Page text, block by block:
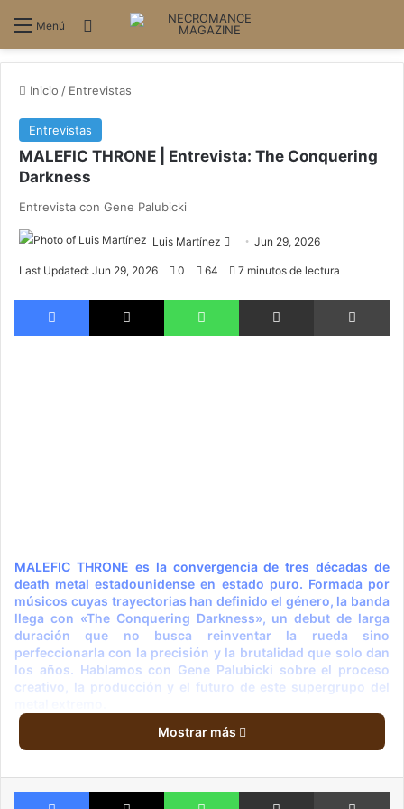
Menú Buscar
Inicio / Entrevistas
Entrevistas
MALEFIC THRONE | Entrevista: The Conquering
Darkness
Entrevista con Gene Palubicki
Luis Martínez
SendJun 29, 2026
Last Updated: Jun 29, 2026 0 64 7 minutos de lectura
Facebook X WhatsApp Compartir via email
MALEFIC THRONE es la convergencia de tres décadas de
death metal estadounidense en estado puro. Formada por
músicos cuyas trayectorias han definido el género, la banda
llega con «The Conquering Darkness», un debut de larga
duración que no busca reinventar la rueda sino
perfeccionarla con la precisión y la brutalidad que solo dan
los años. Hablamos con Gene Palubicki sobre el proceso
creativo, la producción y el futuro de este supergrupo del
MALEFIC THRONE reúne a músicos cuya historia está profundamente
arraigada en el ADN del death metal estadounidense. Cuando
visión inicial detrás de este proyecto y hasta qué punto teníais clara la
Mostrar más
Facebook X WhatsApp Compartir via email